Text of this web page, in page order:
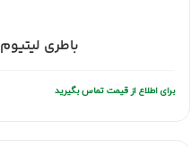
باطری لیتیوم LS26500 سافت
برای اطلاع از قیمت تماس بگیرید